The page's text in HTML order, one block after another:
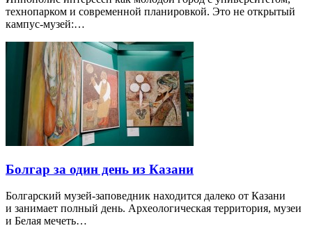
технопарком и современной планировкой. Это не открытый
кампус-музей:…
Болгар за один день из Казани
Болгарский музей-заповедник находится далеко от Казани
и занимает полный день. Археологическая территория, музеи
и Белая мечеть…